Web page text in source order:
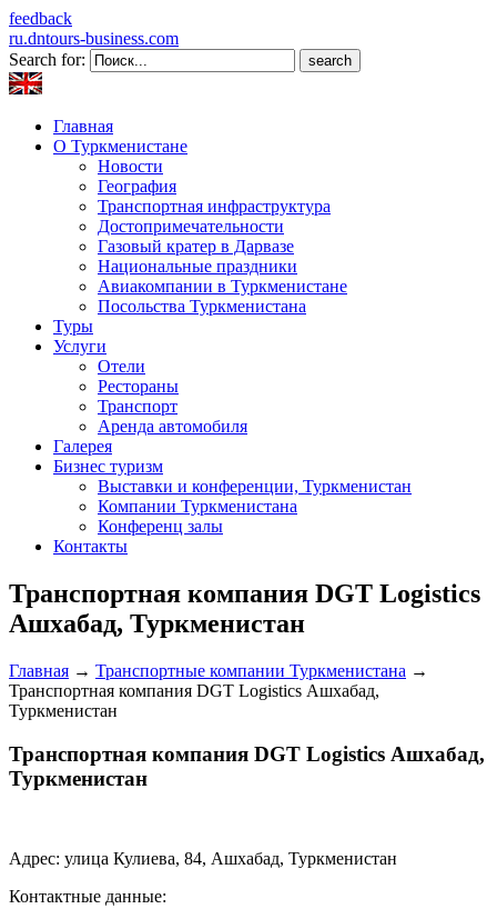
feedback
ru.dntours-business.com
Search for:
Главная
О Туркменистане
Новости
География
Транспортная инфраструктура
Достопримечательности
Газовый кратер в Дарвазе
Национальные праздники
Авиакомпании в Туркменистане
Посольства Туркменистана
Туры
Услуги
Отели
Рестораны
Транспорт
Аренда автомобиля
Галерея
Бизнес туризм
Выставки и конференции, Туркменистан
Компании Туркменистана
Конференц залы
Контакты
Транспортная компания DGT Logistics
Ашхабад, Туркменистан
Главная → Транспортные компании Туркменистана →
Транспортная компания DGT Logistics Ашхабад,
Туркменистан
Транспортная компания DGT Logistics Ашхабад,
Туркменистан
Адрес: улица Кулиева, 84, Ашхабад, Туркменистан
Контактные данные: